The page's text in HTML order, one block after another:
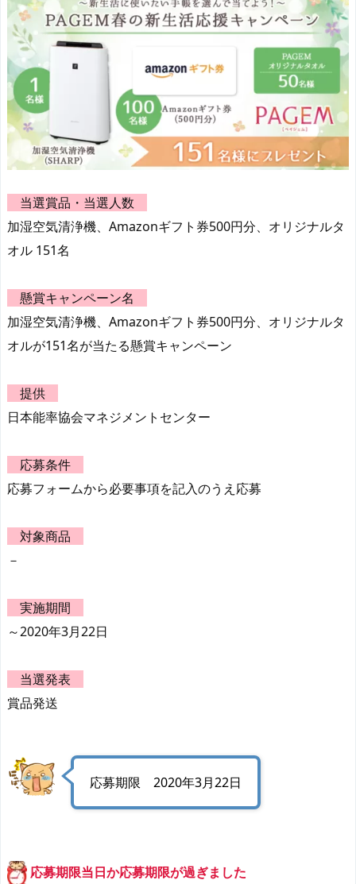
当選賞品・当選人数
加湿空気清浄機、Amazonギフト券500円分、オリジナルタ
オル 151名
懸賞キャンペーン名
加湿空気清浄機、Amazonギフト券500円分、オリジナルタ
オルが151名が当たる懸賞キャンペーン
提供
日本能率協会マネジメントセンター
応募条件
応募フォームから必要事項を記入のうえ応募
対象商品
－
実施期間
～2020年3月22日
当選発表
賞品発送
応募期限 2020年3月22日
応募期限当日か応募期限が過ぎました